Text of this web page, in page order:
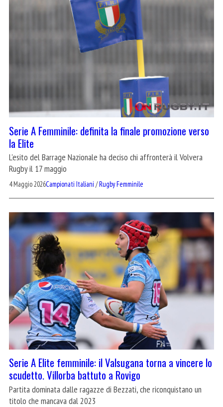
Serie A Femminile: definita la finale promozione verso
la Elite
L'esito del Barrage Nazionale ha deciso chi affronterà il Volvera
Rugby il 17 maggio
4 Maggio 2026Campionati Italiani /Rugby Femminile
Serie A Elite femminile: il Valsugana torna a vincere lo
scudetto. Villorba battuto a Rovigo
Partita dominata dalle ragazze di Bezzati, che riconquistano un
titolo che mancava dal 2023